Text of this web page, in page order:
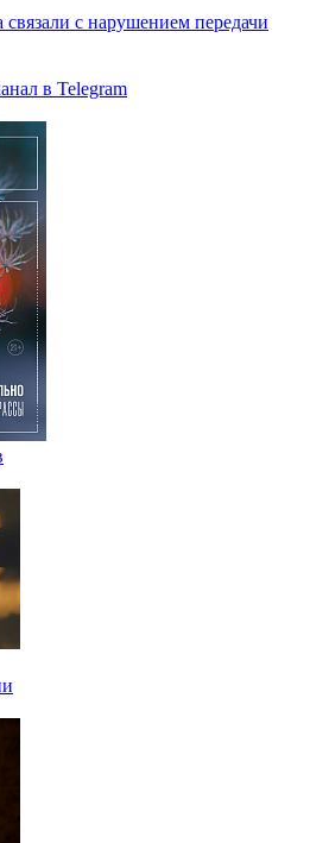
с нарушением передачи
в Telegram